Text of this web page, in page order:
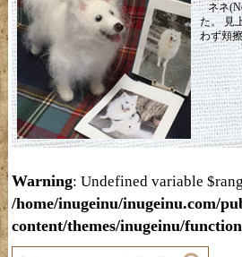
ネネ
た。 見
わず頬
Warning: Undefined variable
/home/inugeinu/inugeinu.com/
content/themes/inugeinu/